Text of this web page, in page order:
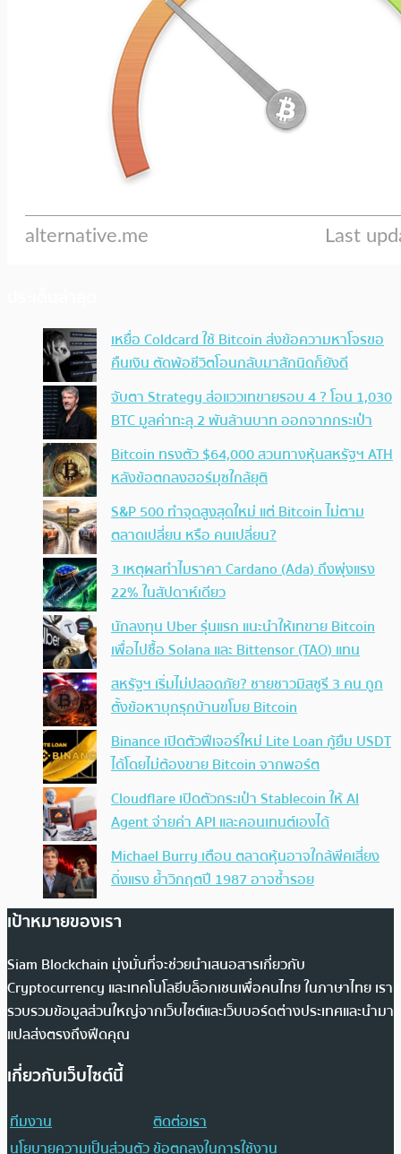
เหยื่อ Coldcard ใช้ Bitcoin ส่งข้อความหาโจรขอ
คืนเงิน ตัดพ้อชีวิตโอนกลับมาสักนิดก็ยังดี
จับตา Strategy ส่อแววเทขายรอบ 4 ? โอน 1,030
BTC มูลค่าทะลุ 2 พันล้านบาท ออกจากกระเป๋า
Bitcoin ทรงตัว $64,000 สวนทางหุ้นสหรัฐฯ ATH
หลังข้อตกลงฮอร์มุซใกล้ยุติ
S&P 500 ทำจุดสูงสุดใหม่ แต่ Bitcoin ไม่ตาม
ตลาดเปลี่ยน หรือ คนเปลี่ยน?
3 เหตุผลทำไมราคา Cardano (Ada) ถึงพุ่งแรง
22% ในสัปดาห์เดียว
นักลงทุน Uber รุ่นแรก แนะนำให้เทขาย Bitcoin
เพื่อไปซื้อ Solana และ Bittensor (TAO) แทน
สหรัฐฯ เริ่มไม่ปลอดภัย? ชายชาวมิสซูรี 3 คน ถูก
ตั้งข้อหาบุกรุกบ้านขโมย Bitcoin
Binance เปิดตัวฟีเจอร์ใหม่ Lite Loan กู้ยืม USDT
ได้โดยไม่ต้องขาย Bitcoin จากพอร์ต
Cloudflare เปิดตัวกระเป๋า Stablecoin ให้ AI
Agent จ่ายค่า API และคอนเทนต์เองได้
Michael Burry เตือน ตลาดหุ้นอาจใกล้พีคเสี่ยง
ดิ่งแรง ย้ำวิกฤตปี 1987 อาจซ้ำรอย
เป้าหมายของเรา
Siam Blockchain มุ่งมั่นที่จะช่วยนำเสนอสารเกี่ยวกับ
Cryptocurrency และเทคโนโลยีบล็อกเชนเพื่อคนไทย ในภาษาไทย เรา
รวบรวมข้อมูลส่วนใหญ่จากเว็บไซต์และเว็บบอร์ดต่างประเทศและนำมา
แปลส่งตรงถึงฟีดคุณ
เกี่ยวกับเว็บไซต์นี้
ทีมงาน
ติดต่อเรา
นโยบายความเป็นส่วนตัวข้อตกลงในการใช้งาน